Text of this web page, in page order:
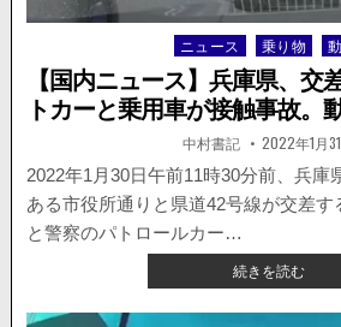
ー
ト
ビ
ュ
ー
が
題
に
Posted
in
ニュース 乗り物
【国内ニュース】兵庫県、交
トカーと乗用車が接触事故。
著
者:
中村書記 掲
載
日：
2022年1月
2022年1月30日午前11時30分前、兵庫
ある市役所通りと県道42号線が交差
と警察のパトロールカー…
続きを読む【国
内
ニ